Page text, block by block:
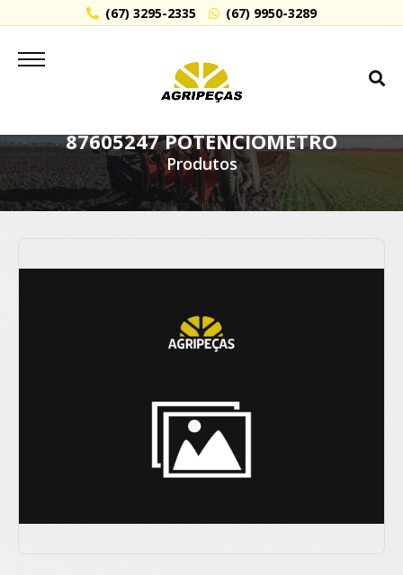
(67) 3295-2335 (67) 9950-3289
87605247 POTENCIOMETRO
Produtos